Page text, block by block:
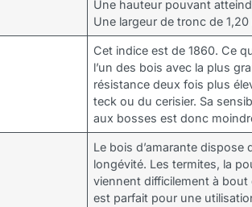
Une hauteur pouvant
Une largeur de tronc de 1,20
Cet indice est de 1860. Ce
l’un des bois avec la plus
résistance deux fois plus
teck ou du cerisier. Sa
aux bosses est donc
Le bois d’amarante dispose
longévité. Les termites, la
viennent difficilement à bout
est parfait pour une